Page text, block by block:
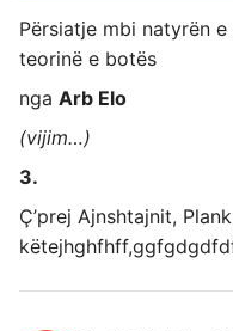
Përsiatje mbi natyrën
teorinë e botës
nga Arb Elo
(vijim…)
3.
Ç’prej Ajnshtajnit,